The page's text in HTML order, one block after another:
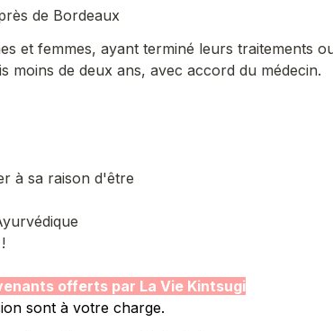
de Bordeaux
et femmes, ayant terminé leurs traitements
moins de deux ans, avec accord du médecin.
à sa raison d'être
offerts par La Vie Kintsugi
sont à votre charge.